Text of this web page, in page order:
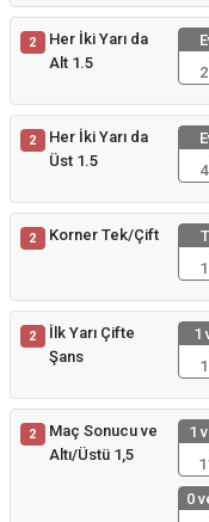
2
Her İki Yarı da
Alt 1.5
2
Her İki Yarı da
Üst 1.5
2 Korner Tek/Çift
2
İlk Yarı Çifte
Şans
1
2
Maç Sonucu ve
Altı/Üstü 1,5
1
0